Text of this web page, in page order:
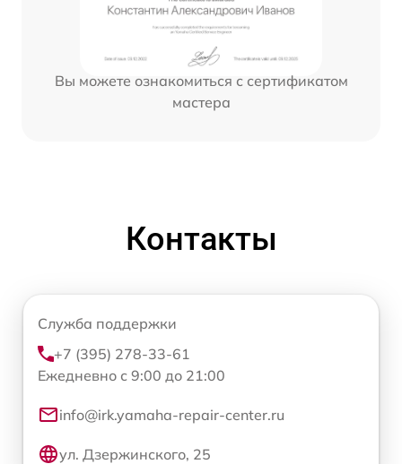
Вы можете ознакомиться с сертификатом
мастера
Контакты
Служба поддержки
+7 (395) 278-33-61
Ежедневно с 9:00 до 21:00
info@irk.yamaha-repair-center.ru
ул. Дзержинского, 25